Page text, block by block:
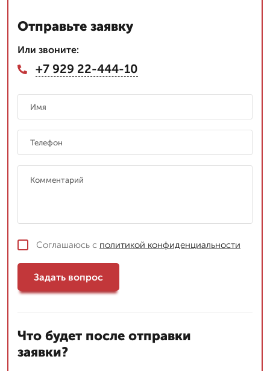
Отправьте заявку
Или звоните:
+7 929 22-444-10
Соглашаюсь с политикой конфиденциальности
Задать вопрос
Что будет после отправки
заявки?